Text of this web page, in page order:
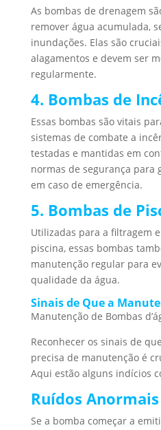
As bombas de drenagem
remover água acumulada,
inundações. Elas são
alagamentos e devem ser
regularmente.
4. Bombas de
Essas bombas são vitais
sistemas de combate a
testadas e mantidas em
normas de segurança
em caso de emergência.
5. Bombas de
Utilizadas para a filtragem
piscina, essas bombas
manutenção regular para
qualidade da água.
Sinais de Que a
Manutenção de Bombas
Reconhecer os sinais de
precisa de manutenção é
Aqui estão alguns indícios
Ruídos Anormais
Se a bomba começar a